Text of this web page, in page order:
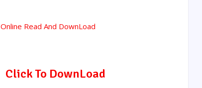
Online Read And DownLoad
Click To DownLoad